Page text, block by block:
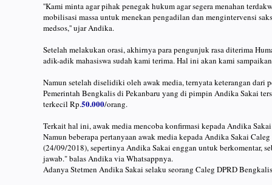
''Kami minta agar pihak penegak hukum agar segera menahan
mobilisasi massa untuk menekan pengadilan dan mengintervensi
medsos,'' ujar Andika.
Setelah melakukan orasi, akhirnya para pengunjuk rasa diterima
adik-adik mahasiswa sudah kami terima. Hal ini akan kami
Namun setelah diselidiki oleh awak media, ternyata keterangan dari
Pemerintah Bengkalis di Pekanbaru yang di pimpin Andika Sakai
terkecil Rp.50.000/orang.
Terkait hal ini, awak media mencoba konfirmasi kepada Andika
Namun beberapa pertanyaan awak media kepada Andika Sakai
(24/09/2018), sepertinya Andika Sakai enggan untuk berkomentar,
jawab." balas Andika via Whatsappnya.
Adanya Stetmen Andika Sakai selaku seorang Caleg DPRD